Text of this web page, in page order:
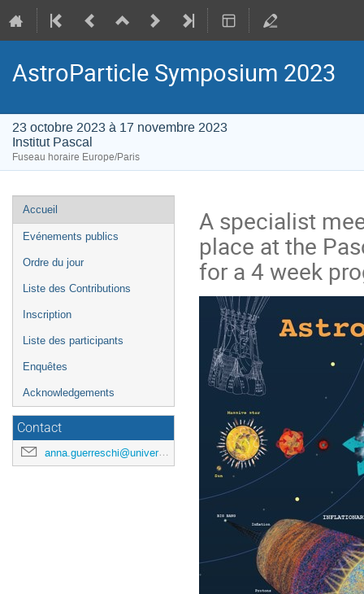
AstroParticle Symposium 2023
23 octobre 2023 à 17 novembre 2023
Institut Pascal
Fuseau horaire Europe/Paris
Menu
de
l'événement
Accueil
Evénements publics
Ordre du jour
Liste des Contributions
Inscription
Liste des participants
Enquêtes
Acknowledgements
Contact
anna.guerreschi@universite-paris-saclay.fr
A specialist
place at the
for a 4 week